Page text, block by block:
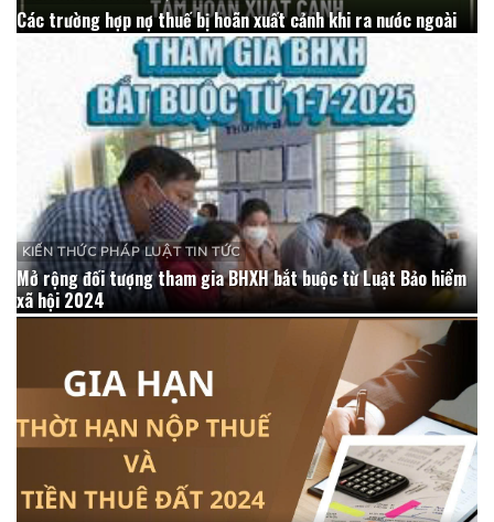
Các trường hợp nợ thuế bị hoãn xuất cảnh khi ra nước ngoài
KIẾN THỨC PHÁP LUẬT TIN TỨC
Mở rộng đối tượng tham gia BHXH bắt buộc từ Luật Bảo hiểm
xã hội 2024